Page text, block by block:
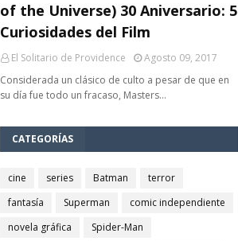
of the Universe) 30 Aniversario: 5
Curiosidades del Film
El Solitario de Providence
Agosto 09, 2017
Considerada un clásico de culto a pesar de que en
su día fue todo un fracaso, Masters…
CATEGORÍAS
cine series Batman
terror
fantasía
Superman
comic independiente
novela gráfica
Spider-Man